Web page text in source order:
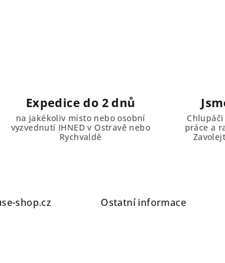
Expedice do 2 dnů
na jakékoliv místo nebo osobní
vyzvednutí IHNED v Ostravě nebo
Rychvaldě
práce a
shop.cz Ostatní informace